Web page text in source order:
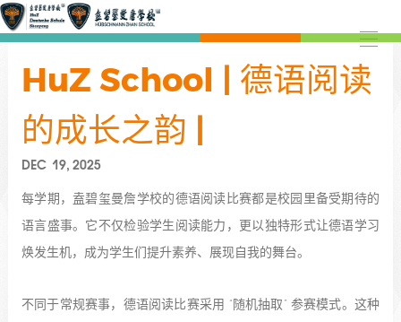
HuZ School | 德语阅读
的成长之韵 |
DEC 19, 2025
每学期，盍碧玺曼詹学校的德语阅读比赛都是校园里备受期待的
语言盛事。它不仅检验学生阅读能力，更以独特形式让德语学习
焕发生机，成为学生们提升素养、展现自我的舞台。
不同于常规赛事，德语阅读比赛采用 “随机抽取” 参赛模式。这种